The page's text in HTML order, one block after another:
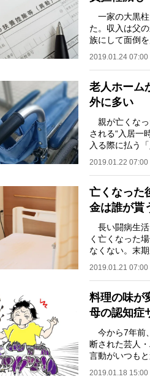
一家の大黒柱
た。収入は父
族にして面倒
まで夫婦2人の
2019.01.24 07:00
老人ホーム
外に多い
親が亡くなっ
される“入居一
入る際に払う
2019.01.22 07:00
亡くなった
金は誰が貰
長い闘病生活
く亡くなった
なくない。末
療費は30日間
2019.01.21 07:00
料理の味
母の認知症
今から7年前
断された芸人
言動がいつも
2019.01.18 15:00